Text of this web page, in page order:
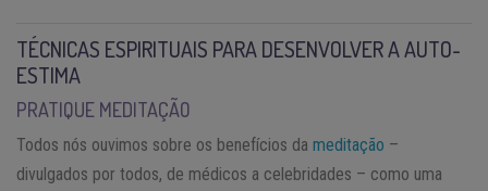
TÉCNICAS ESPIRITUAIS PARA DESENVOLVER A AUTO-
ESTIMA
PRATIQUE MEDITAÇÃO
Todos nós ouvimos sobre os benefícios da meditação –
divulgados por todos, de médicos a celebridades – como uma